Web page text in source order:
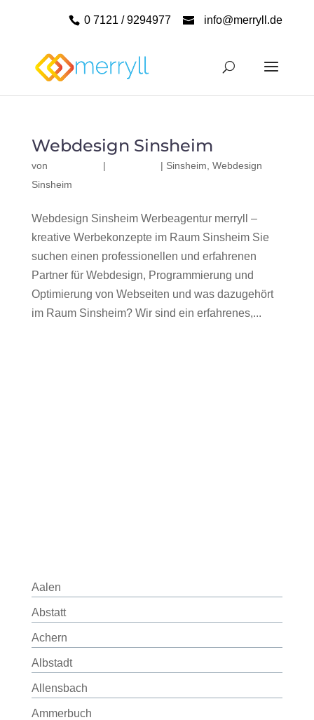
0 7121 / 9294977 info@merryll.de
Webdesign Sinsheim
von | | Sinsheim Webdesign
Sinsheim
Webdesign Sinsheim Werbeagentur merryll –
kreative Werbekonzepte im Raum Sinsheim Sie
suchen einen professionellen und erfahrenen
Partner für Webdesign, Programmierung und
Optimierung von Webseiten und was dazugehört
im Raum Sinsheim? Wir sind ein erfahrenes,...
Aalen
Abstatt
Achern
Albstadt
Allensbach
Ammerbuch